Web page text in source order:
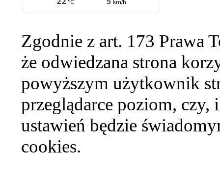
Zgodnie z art. 173 Prawa
że odwiedzana strona
powyższym użytkownik
przeglądarce poziom,
ustawień będzie
cookies.